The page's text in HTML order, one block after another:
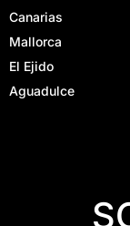
Canarias
Mallorca
El Ejido
Aguadulce